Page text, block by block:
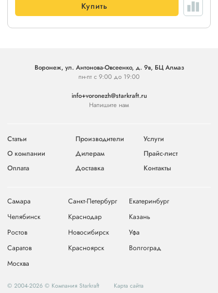
Купить
Воронеж, ул. Антонова-Овсеенко, д. 9в, БЦ Алмаз
пн-пт с 9:00 до 19:00
info+voronezh@starkraft.ru
Напишите нам
Статьи Производители
Услуги
О компании
Дилерам
Прайс-лист
Оплата
Доставка Контакты
Самара Санкт-Петербург
Екатеринбург
Челябинск
Краснодар
Казань
Ростов
Новосибирск
Уфа
Саратов
Красноярск
Волгоград
Москва
© 2004-2026 © Компания Starkraft Карта сайта